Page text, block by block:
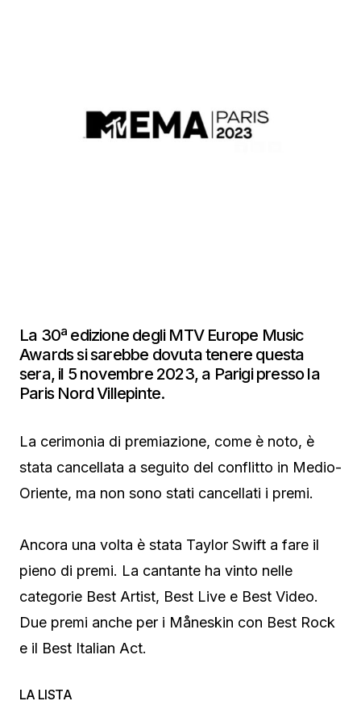
La 30ª edizione degli MTV Europe Music
Awards si sarebbe dovuta tenere questa
sera, il 5 novembre 2023, a Parigi presso la
Paris Nord Villepinte.
La cerimonia di premiazione, come è noto, è
stata cancellata a seguito del conflitto in Medio-
Oriente, ma non sono stati cancellati i premi.
Ancora una volta è stata Taylor Swift a fare il
pieno di premi. La cantante ha vinto nelle
categorie Best Artist, Best Live e Best Video.
Due premi anche per i Måneskin con Best Rock
e il Best Italian Act.
LA LISTA